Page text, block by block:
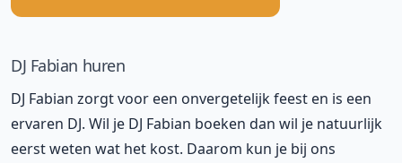
DJ Fabian huren
DJ Fabian zorgt voor een onvergetelijk feest en is een
ervaren DJ. Wil je DJ Fabian boeken dan wil je natuurlijk
eerst weten wat het kost. Daarom kun je bij ons